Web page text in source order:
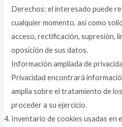
Derechos: el interesado puede
cualquier momento, así como
acceso, rectificación, supresión,
oposición de sus datos.
Información ampliada de
Privacidad encontrará
amplia sobre el tratamiento de
proceder a su ejercicio.​
Inventario de cookies usadas en